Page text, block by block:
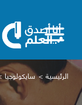
الرئيسية سايكولوجيا